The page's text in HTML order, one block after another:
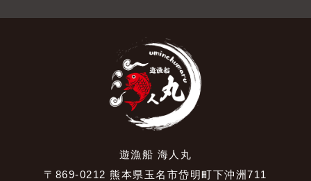
遊漁船 海人丸
〒869-0212 熊本県玉名市岱明町下沖洲711